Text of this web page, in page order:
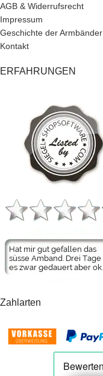
AGB & Widerrufsrecht
Impressum
Geschichte der Armbänder
Kontakt
ERFAHRUNGEN
Zahlarten